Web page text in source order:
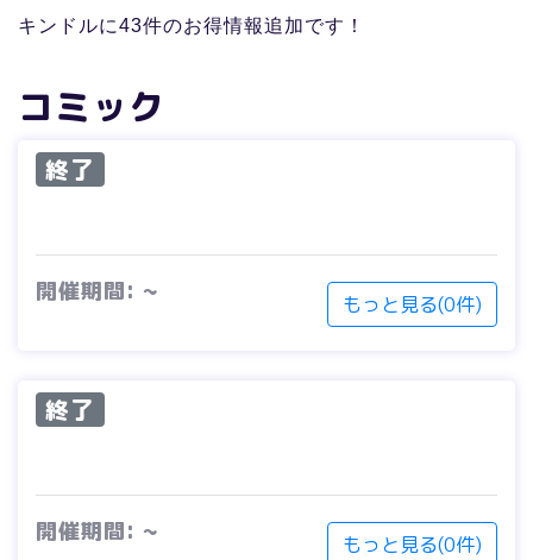
キンドルに43件のお得情報追加です！
コミック
終了
開催期間: ~ もっと見る(0件)
終了
開催期間: ~ もっと見る(0件)